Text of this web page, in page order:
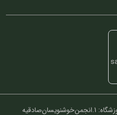
فروشگاه: تهران-کاشانی || آموزشگاه: 1.انجمن‌خوشنویسان‌صادقیه